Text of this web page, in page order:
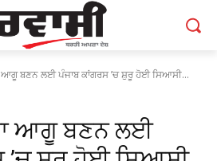
ਆਗੂ ਬਣਨ ਲਈ ਪੰਜਾਬ ਕਾਂਗਰਸ ’ਚ ਸ਼ੁਰੂ ਹੋਈ ਸਿਆਸੀ...
ਆਗੂ ਬਣਨ ਲਈ